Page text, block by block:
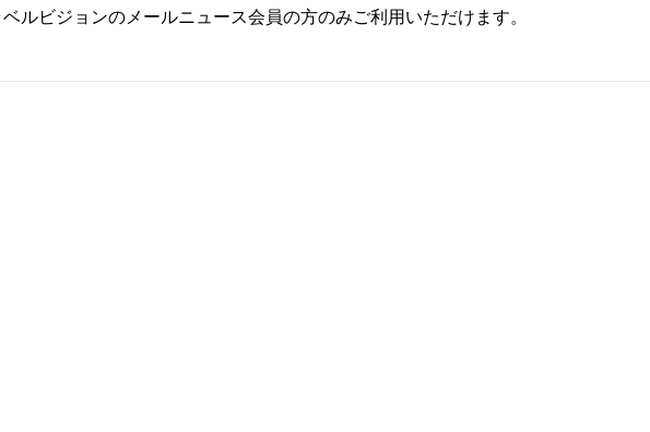
ルビジョンのメールニュース会員の方のみご利用いただけます。